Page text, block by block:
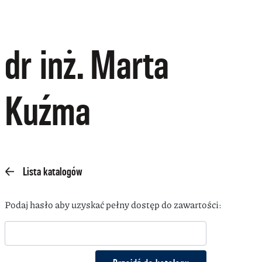
dr inż. Marta
Kuźma
Lista katalogów
Podaj hasło aby uzyskać pełny dostęp do zawartości: